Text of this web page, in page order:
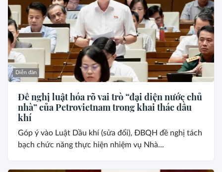
Diễn đàn
Đề nghị luật hóa rõ vai trò “đại diện nước chủ
nhà” của Petrovietnam trong khai thác dầu
khí
Góp ý vào Luật Dầu khí (sửa đổi), ĐBQH đề nghị tách
bạch chức năng thực hiện nhiệm vụ Nhà...